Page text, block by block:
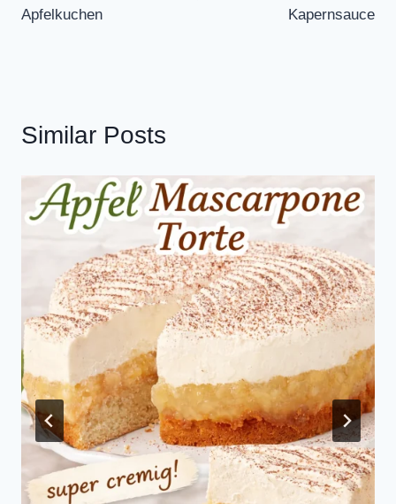
Apfelkuchen
Kapernsauce
Similar Posts